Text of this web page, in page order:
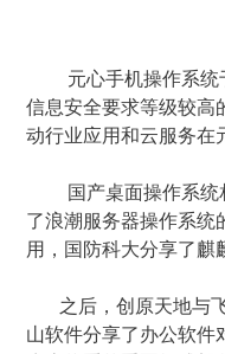
元心手机操作系
信息安全要求等级较高
动行业应用和云服务在
国产桌面操作系
了浪潮服务器操作系统
用，国防科大分享了麒
之后，创原天地与
山软件分享了办公软件